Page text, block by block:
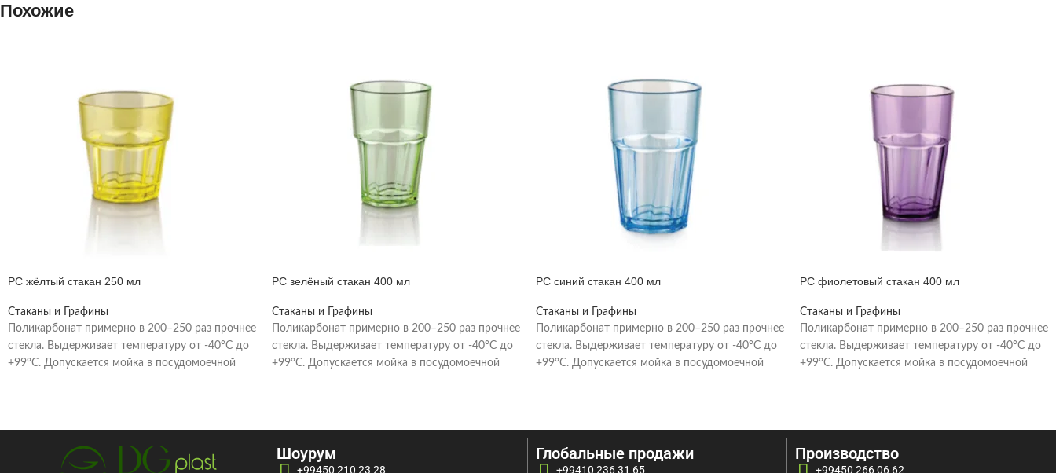
Похожие
PC жёлтый стакан 250 мл
Стаканы и Графины
Поликарбонат примерно в 200–250 раз прочнее
стекла. Выдерживает температуру от -40°C до
+99°C. Допускается мойка в посудомоечной
PC зелёный стакан 400 мл
Стаканы и Графины
Поликарбонат примерно в 200–250 раз прочнее
стекла. Выдерживает температуру от -40°C до
+99°C. Допускается мойка в посудомоечной
PC синий стакан 400 мл
Стаканы и Графины
Поликарбонат примерно в 200–250 раз прочнее
стекла. Выдерживает температуру от -40°C до
+99°C. Допускается мойка в посудомоечной
PC фиолетовый стакан 400 мл
Стаканы и Графины
Поликарбонат примерно в 200–250 раз прочнее
стекла. Выдерживает температуру от -40°C до
+99°C. Допускается мойка в посудомоечной
Шоурум
+99450 210 23 28
Глобальные продажи
+99410 236 31 65
Производство
+99450 266 06 62